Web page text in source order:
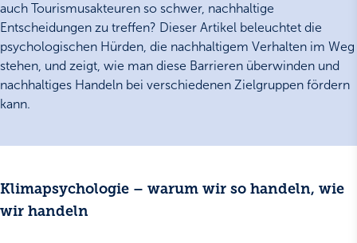
auch Tourismusakteuren so schwer, nachhaltige
Entscheidungen zu treffen? Dieser Artikel beleuchtet die
psychologischen Hürden, die nachhaltigem Verhalten im Weg
stehen, und zeigt, wie man diese Barrieren überwinden und
nachhaltiges Handeln bei verschiedenen Zielgruppen fördern
kann.
Klimapsychologie – warum wir so handeln, wie
wir handeln